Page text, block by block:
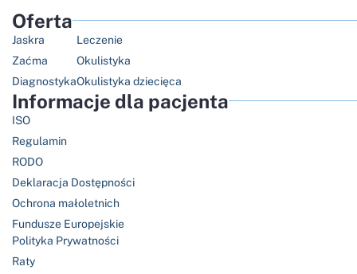
Oferta
Jaskra
Zaćma
Diagnostyka
Leczenie
Okulistyka
Okulistyka dziecięca
Informacje dla pacjenta
ISO
Regulamin
RODO
Deklaracja Dostępności
Ochrona małoletnich
Fundusze Europejskie
Polityka Prywatności
Raty